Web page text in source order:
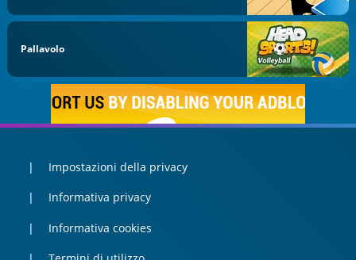
Pallavolo
Impostazioni della privacy
Informativa privacy
Informativa cookies